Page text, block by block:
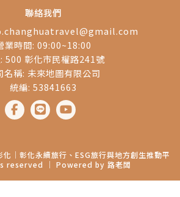
聯絡我們
業時間: 09:00~18:00
500 彰化市民權路241號
名稱: 未來地圖有限公司
統編: 53841663
化│彰化永續旅行、ESG旅行與地方創生推動平
reserved ｜ Powered by 路老闆